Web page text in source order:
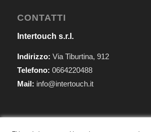
CONTATTI
Intertouch s.r.l.
Indirizzo: Via Tiburtina, 912
Telefono: 0664220488
Mail: info@intertouch.it